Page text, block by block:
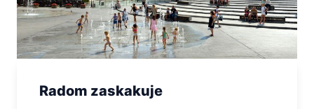
Radom zaskakuje